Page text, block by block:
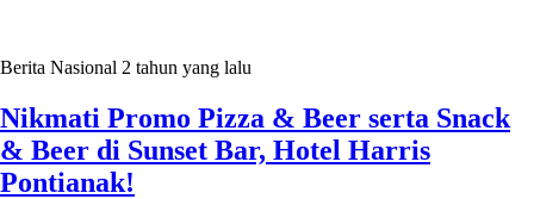
Berita Nasional 2 tahun yang lalu
Nikmati Promo Pizza & Beer serta Snack
& Beer di Sunset Bar, Hotel Harris
Pontianak!